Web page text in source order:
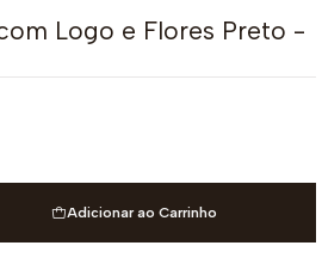
Logo e Flores Preto -
Adicionar ao Carrinho